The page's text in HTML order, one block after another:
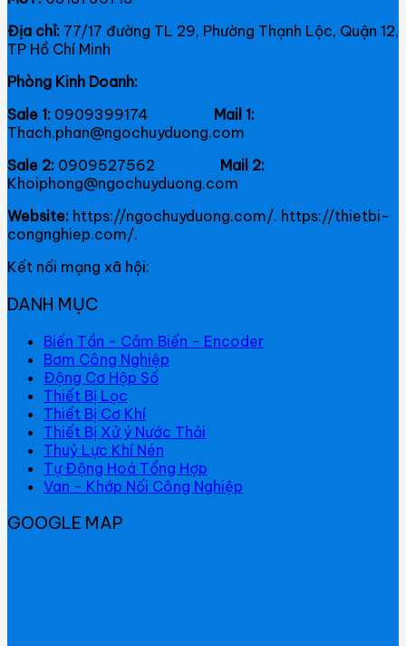
Địa chỉ: 77/17 đường TL 29, Phường Thạnh Lộc, Quận 12,
TP Hồ Chí Minh
Phòng Kinh Doanh:
Sale 1: 0909399174 Mail 1:
Thach.phan@ngochuyduong.com
Sale 2: 0909527562 Mail 2:
Khoiphong@ngochuyduong.com
Website: https://ngochuyduong.com/. https://thietbi-
congnghiep.com/.
Kết nối mạng xã hội:
DANH MỤC
Biến Tần - Cảm Biến - Encoder
Bơm Công Nghiệp
Động Cơ Hộp Số
Thiết Bị Lọc
Thiết Bị Cơ Khí
Thiết Bị Xử ý Nước Thải
Thuỷ Lực Khí Nén
Tự Động Hoá Tổng Hợp
Van - Khớp Nối Công Nghiệp
GOOGLE MAP